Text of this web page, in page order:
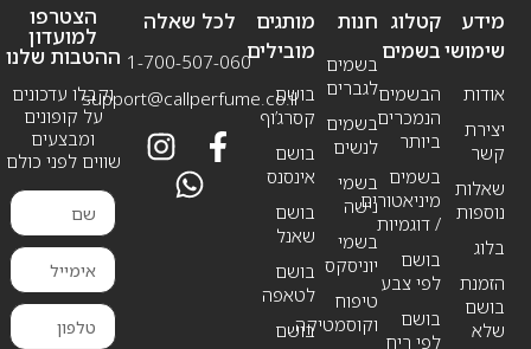
מידע
שימושי
אודות
יצירת
קשר
שאלות
נוספות
בלוג
הזמנת
בושם
שלא
חנות
בשמים
לגברים
בשמים
לנשים
בשמי
נישה
בשמי
יוניסקס
טיפוח
וקוסמטיקה
קטלוג
בשמים
הבשמים
הנמכרים
ביותר
בשמים
מיניאטורים
/ דוגמיות
בושם
לפי צבע
בושם
לפי ריח
מותגים
מובילים
בושם
קסרג’וף
בושם
אינסנס
בושם
שאנל
בושם
לטאפה
בושם
לכל שאלה
1-700-507-060
support@callperfume.co.il
הצטרפו
למועדון
ההטבות שלנו
וקבלו עדכונים
על קופונים
ומבצעים
שווים לפני כולם